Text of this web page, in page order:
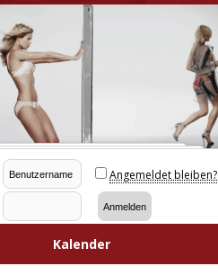
Angemeldet bleiben?
Kalender